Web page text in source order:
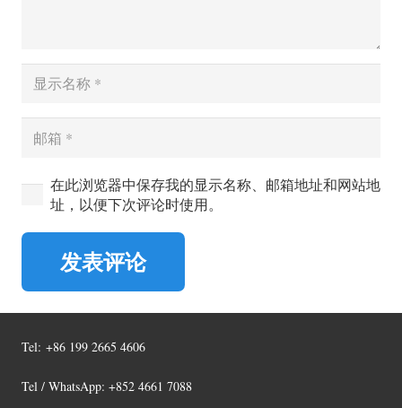
在此浏览器中保存我的显示名称、邮箱地址和网站地
址，以便下次评论时使用。
发表评论
Tel: +86 199 2665 4606
Tel / WhatsApp: +852 4661 7088